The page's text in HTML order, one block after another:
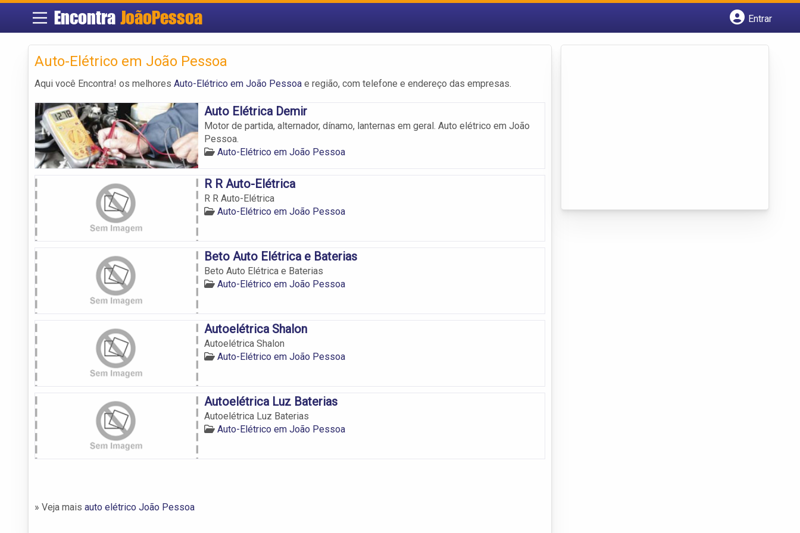
Encontra JoãoPessoa
Entrar
Auto-Elétrico em João Pessoa
Aqui você Encontra! os melhores Auto-Elétrico em João Pessoa e região, com telefone e endereço das empresas.
Auto Elétrica Demir
Motor de partida, alternador, dínamo, lanternas em geral. Auto elétrico em João
Pessoa.
Auto-Elétrico em João Pessoa
R R Auto-Elétrica
R R Auto-Elétrica
Auto-Elétrico em João Pessoa
Beto Auto Elétrica e Baterias
Beto Auto Elétrica e Baterias
Auto-Elétrico em João Pessoa
Autoelétrica Shalon
Autoelétrica Shalon
Auto-Elétrico em João Pessoa
Autoelétrica Luz Baterias
Autoelétrica Luz Baterias
Auto-Elétrico em João Pessoa
» Veja mais auto elétrico João Pessoa